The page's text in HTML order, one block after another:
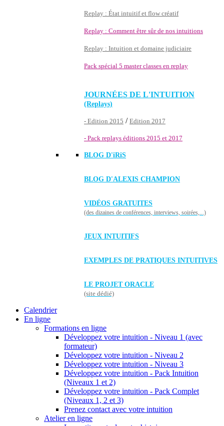
Replay : État intuitif et flow créatif
Replay : Comment être sûr de nos intuitions
Replay : Intuition et domaine judiciaire
Pack spécial 5 master classes en replay
JOURNÉES DE L'INTUITION
(Replays)
- Edition 2015 / Edition 2017
- Pack replays éditions 2015 et 2017
BLOG D'iRiS
BLOG D'ALEXIS CHAMPION
VIDÉOS GRATUITES
(des dizaines de conférences, interviews, soirées,...)
JEUX INTUITIFS
EXEMPLES DE PRATIQUES INTUITIVES
LE PROJET ORACLE
(site dédié)
Calendrier
En ligne
Formations en ligne
Développez votre intuition - Niveau 1 (avec
formateur)
Développez votre intuition - Niveau 2
Développez votre intuition - Niveau 3
Développez votre intuition - Pack Intuition
(Niveaux 1 et 2)
Développez votre intuition - Pack Complet
(Niveaux 1, 2 et 3)
Prenez contact avec votre intuition
Atelier en ligne